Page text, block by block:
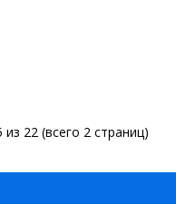
22 (всего 2 страниц)